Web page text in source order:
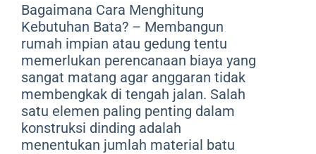
Bagaimana Cara Menghitung
Kebutuhan Bata? – Membangun
rumah impian atau gedung tentu
memerlukan perencanaan biaya yang
sangat matang agar anggaran tidak
membengkak di tengah jalan. Salah
satu elemen paling penting dalam
konstruksi dinding adalah
menentukan jumlah material batu